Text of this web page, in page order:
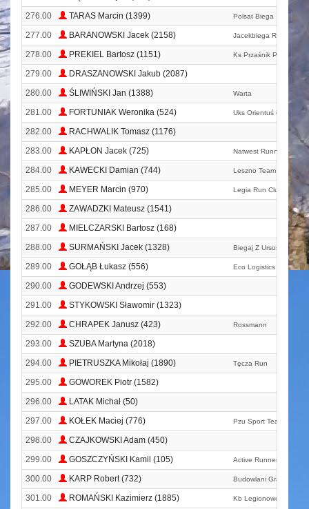
276.00
TARAS Marcin (1399) Polsat Biega
277.00 BARANOWSKI Jacek (2158) Jacekbiega Running
278.00 PREKIEL Bartosz (1151) Ks Przaśnik Przasnysz
279.00
DRASZANOWSKI Jakub (2087)
280.00
ŚLIWIŃSKI Jan (1388) Warta
281.00 FORTUNIAK Weronika (524) Uks Orientuś Łódź
282.00
RACHWALIK Tomasz (1176)
283.00
KAPŁON Jacek (725) Natwest Running Team
284.00 KAWECKI Damian (744) Leszno Team
285.00 MEYER Marcin (970) Legia Run Club
286.00
ZAWADZKI Mateusz (1541)
287.00
MIELCZARSKI Bartosz (168)
288.00
SURMAŃSKI Jacek (1328) Biegaj Z Ursusem
289.00 GOŁĄB Łukasz (556) Eco Logistics Hub Team
290.00
GODEWSKI Andrzej (553)
291.00
STYKOWSKI Sławomir (1323)
292.00
CHRAPEK Janusz (423) Rossmann
293.00
SZUBA Martyna (2018)
294.00
PIETRUSZKA Mikołaj (1890) Tęcza Run
295.00
GOWOREK Piotr (1582)
296.00
LATAK Michał (50)
297.00
KOŁEK Maciej (776) Pzu Sport Team
298.00
CZAJKOWSKI Adam (450)
299.00
GOSZCZYŃSKI Kamil (105) Active Runners Płock
300.00 KARP Robert (732) Budowlani Grabnik
301.00 ROMAŃSKI Kazimierz (1885) Kb Legionowo